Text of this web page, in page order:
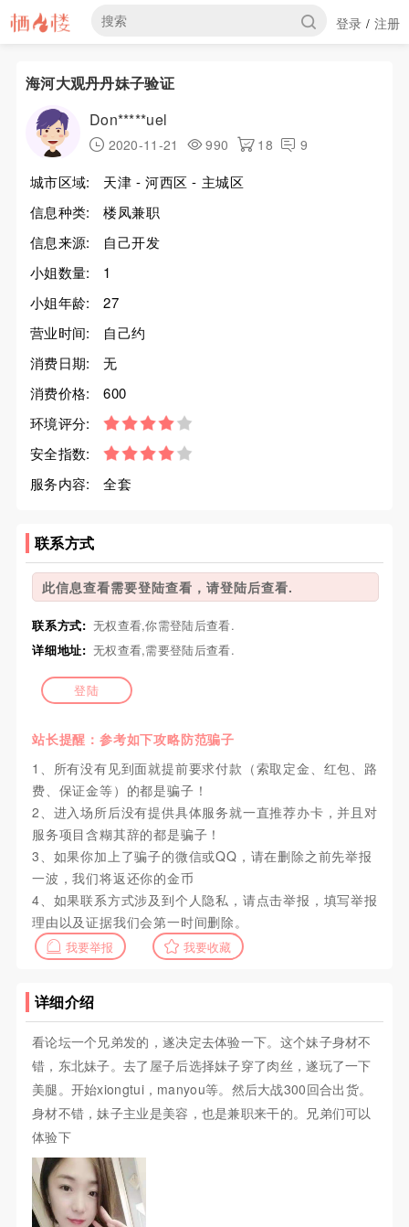
登录 / 注册
海河大观丹丹妹子验证
Don*****uel
2020-11-21 990 18 9
城市区域:
天津 - 河西区 - 主城区
信息种类:
楼凤兼职
信息来源:
自己开发
小姐数量:
1
小姐年龄:
27
营业时间:
自己约
消费日期:
无
消费价格:
600
环境评分:
安全指数:
服务内容:
全套
联系方式
此信息查看需要登陆查看，请登陆后查看.
联系方式: 无权查看,你需登陆后查看.
详细地址: 无权查看,需要登陆后查看.
登陆
站长提醒：参考如下攻略防范骗子
1、所有没有见到面就提前要求付款（索取定金、红包、路
费、保证金等）的都是骗子！
2、进入场所后没有提供具体服务就一直推荐办卡，并且对
服务项目含糊其辞的都是骗子！
3、如果你加上了骗子的微信或QQ，请在删除之前先举报
一波，我们将返还你的金币
4、如果联系方式涉及到个人隐私，请点击举报，填写举报
理由以及证据我们会第一时间删除。
我要举报 我要收藏
详细介绍
看论坛一个兄弟发的，遂决定去体验一下。这个妹子身材不
错，东北妹子。去了屋子后选择妹子穿了肉丝，遂玩了一下
美腿。开始xiongtui，manyou等。然后大战300回合出货。
身材不错，妹子主业是美容，也是兼职来干的。兄弟们可以
体验下